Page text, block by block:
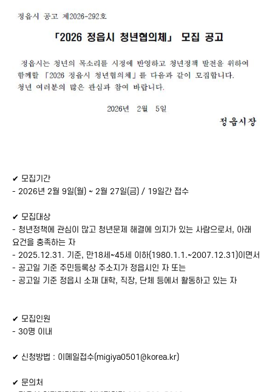
본문
✔ 모집기간
- 2026년 2월 9일(월) ~ 2월 27일(금) / 19일간 접수
✔ 모집대상
- 청년정책에 관심이 많고 청년문제 해결에 의지가 있는 사람으로서, 아래
요건을 충족하는 자
- 2025.12.31. 기준, 만18세~45세 이하(1980.1.1.~2007.12.31)이면서
- 공고일 기준 주민등록상 주소지가 정읍시인 자 또는
- 공고일 기준 정읍시 소재 대학, 직장, 단체 등에서 활동하고 있는 자
✔ 모집인원
- 30명 이내
✔ 신청방법 : 이메일접수(migiya0501@korea.kr)
✔ 문의처